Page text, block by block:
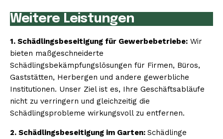
Weitere Leistungen
1. Schädlingsbeseitigung für Gewerbebetriebe: Wir
bieten maßgeschneiderte
Schädlingsbekämpfungslösungen für Firmen, Büros,
Gaststätten, Herbergen und andere gewerbliche
Institutionen. Unser Ziel ist es, Ihre Geschäftsabläufe
nicht zu verringern und gleichzeitig die
Schädlingsprobleme wirkungsvoll zu entfernen.
2. Schädlingsbeseitigung im Garten: Schädlinge